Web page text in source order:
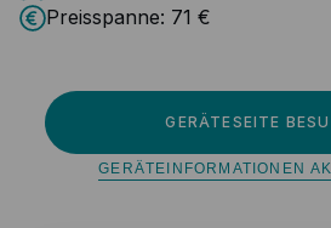
Preisspanne: 71 €
GERÄTESEITE
GERÄTEINFORMATIONEN